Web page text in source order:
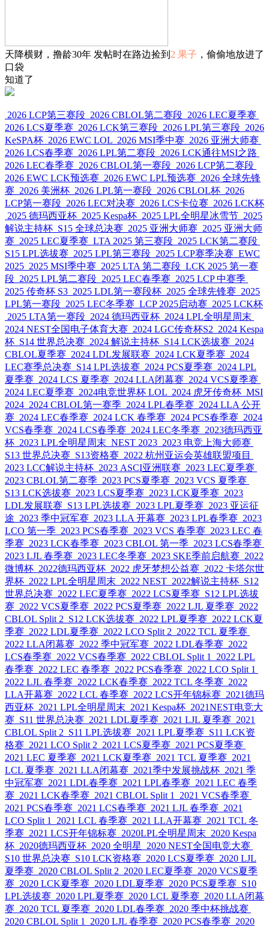
天降横财，撸龄30年 发帖时在路边捡到 2 果子 ，偷偷地放进了
口袋
知道了
2026 LCP第三赛段 2026 CBLOL第二赛段 2026 LEC夏季赛
2026 LCS夏季赛 2026 LCK第三赛段 2026 LPL第三赛段 2026
KeSPA杯 2026 EWC LOL 2026 MSI季中赛 2026 亚洲大师赛
2026 LCS春季赛 2026 LPL第二赛段 2026 LCK通往MSI之路
2026 LEC春季赛 2026 CBLOL第一赛段 2026 LCP第二赛段
2026 EWC LCK预选赛 2026 EWC LPL预选赛 2026 全球先锋
赛 2026 美洲杯 2026 LPL第一赛段 2026 CBLOL杯 2026
LCP第一赛段 2026 LEC对决赛 2026 LCS卡位赛 2026 LCK杯
2025 德玛西亚杯 2025 Kespa杯 2025 LPL全明星冰雪节 2025
解说主持杯 S15 全球总决赛 2025 亚洲大师赛 2025 亚洲大师
赛 2025 LEC夏季赛 LTA 2025 第三赛段 2025 LCK第二赛段
S15 LPL选拔赛 2025 LPL第三赛段 2025 LCP赛季决赛 EWC
2025 2025 MSI季中赛 2025 LTA 第二赛段 LCK 2025 第一赛
段 2025 LPL第二赛段 2025 LEC春季赛 2025 LCP 中赛季
2025 传奇杯 S3 2025 LDL第一赛段杯 2025 全球先锋赛 2025
LPL第一赛段 2025 LEC冬季赛 LCP 2025启动赛 2025 LCK杯
2025 LTA第一赛段 2024 德玛西亚杯 2024 LPL全明星周末
2024 NEST全国电子体育大赛 2024 LGC传奇杯S2 2024 Kespa
杯 S14 世界总决赛 2024 解说主持杯 S14 LCK选拔赛 2024
CBLOL夏季赛 2024 LDL发展联赛 2024 LCK夏季赛 2024
LEC赛季总决赛 S14 LPL选拔赛 2024 PCS夏季赛 2024 LPL
夏季赛 2024 LCS 夏季赛 2024 LLA闭幕赛 2024 VCS夏季赛
2024 LEC夏季赛 2024电竞世界杯 LOL 2024 虎牙传奇杯 MSI
2024 2024 CBLOL第一赛季 2024 LPL春季赛 2024 LLA 公开
赛 2024 LEC春季赛 2024 LCK 春季赛 2024 PCS春季赛 2024
VCS春季赛 2024 LCS春季赛 2024 LEC冬季赛 2023德玛西亚
杯 2023 LPL全明星周末 NEST 2023 2023 电竞上海大师赛
S13 世界总决赛 S13资格赛 2022 杭州亚运会英雄联盟项目
2023 LCC解说主持杯 2023 ASCI亚洲联赛 2023 LEC夏季赛
2023 CBLOL第二赛季 2023 PCS夏季赛 2023 VCS 夏季赛
S13 LCK选拔赛 2023 LCS夏季赛 2023 LCK夏季赛 2023
LDL发展联赛 S13 LPL选拔赛 2023 LPL夏季赛 2023 亚运征
途 2023 季中冠军赛 2023 LLA 开幕赛 2023 LPL春季赛 2023
LCO 第一季 2023 PCS春季赛 2023 VCS 春季赛 2023 LEC 春
季赛 2023 LCK春季赛 2023 CBLOL 第一季 2023 LCS春季赛
2023 LJL 春季赛 2023 LEC冬季赛 2023 SKE季前启航赛 2022
微博杯 2022德玛西亚杯 2022 虎牙梦想公益赛 2022 卡塔尔世
界杯 2022 LPL全明星周末 2022 NEST 2022解说主持杯 S12
世界总决赛 2022 LEC夏季赛 2022 LCS夏季赛 S12 LPL选拔
赛 2022 VCS夏季赛 2022 PCS夏季赛 2022 LJL 夏季赛 2022
CBLOL Split 2 S12 LCK选拔赛 2022 LPL夏季赛 2022 LCK夏
季赛 2022 LDL夏季赛 2022 LCO Split 2 2022 TCL 夏季赛
2022 LLA闭幕赛 2022 季中冠军赛 2022 LDL春季赛 2022
LCS春季赛 2022 VCS春季赛 2022 CBLOL Split 1
2022 LPL
春季赛 2022 LEC 春季赛 2022 PCS春季赛 2022 LCO Split 1
2022 LJL 春季赛 2022 LCK春季赛 2022 TCL 冬季赛 2022
LLA开幕赛 2022 LCL 春季赛 2022 LCS开年锦标赛 2021德玛
西亚杯 2021 LPL全明星周末 2021 Kespa杯 2021NEST电竞大
赛 S11 世界总决赛 2021 LDL夏季赛 2021 LJL 夏季赛 2021
CBLOL Split 2 S11 LPL选拔赛 2021 LPL夏季赛 S11 LCK资
格赛 2021 LCO Split 2 2021 LCS夏季赛 2021 PCS夏季赛
2021 LEC 夏季赛 2021 LCK夏季赛 2021 TCL 夏季赛 2021
LCL 夏季赛 2021 LLA闭幕赛 2021季中发展挑战杯 2021 季
中冠军赛 2021 LDL春季赛 2021 LPL春季赛 2021 LEC 春季
赛 2021 LCK春季赛 2021 CBLOL Split 1
2021 VCS春季赛
2021 PCS春季赛 2021 LCS春季赛 2021 LJL 春季赛 2021
LCO Split 1
2021 LCL 春季赛 2021 LLA开幕赛 2021 TCL 冬
季赛 2021 LCS开年锦标赛 2020LPL全明星周末 2020 Kespa
杯 2020德玛西亚杯 2020 全明星
2020 NEST全国电竞大赛
S10 世界总决赛 S10 LCK资格赛 2020 LCS夏季赛 2020 LJL
夏季赛 2020 CBLOL Split 2 2020 LEC夏季赛 2020 VCS夏季
赛 2020 LCK夏季赛 2020 LDL夏季赛 2020 PCS夏季赛 S10
LPL选拔赛 2020 LPL夏季赛 2020 LCL 夏季赛 2020 LLA闭幕
赛 2020 TCL 夏季赛 2020 LDL春季赛 2020 季中杯挑战赛
2020 CBLOL Split 1
2020 LJL 春季赛 2020 PCS春季赛 2020